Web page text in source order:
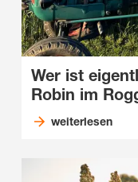
Wer ist
Robin im
weiterlesen